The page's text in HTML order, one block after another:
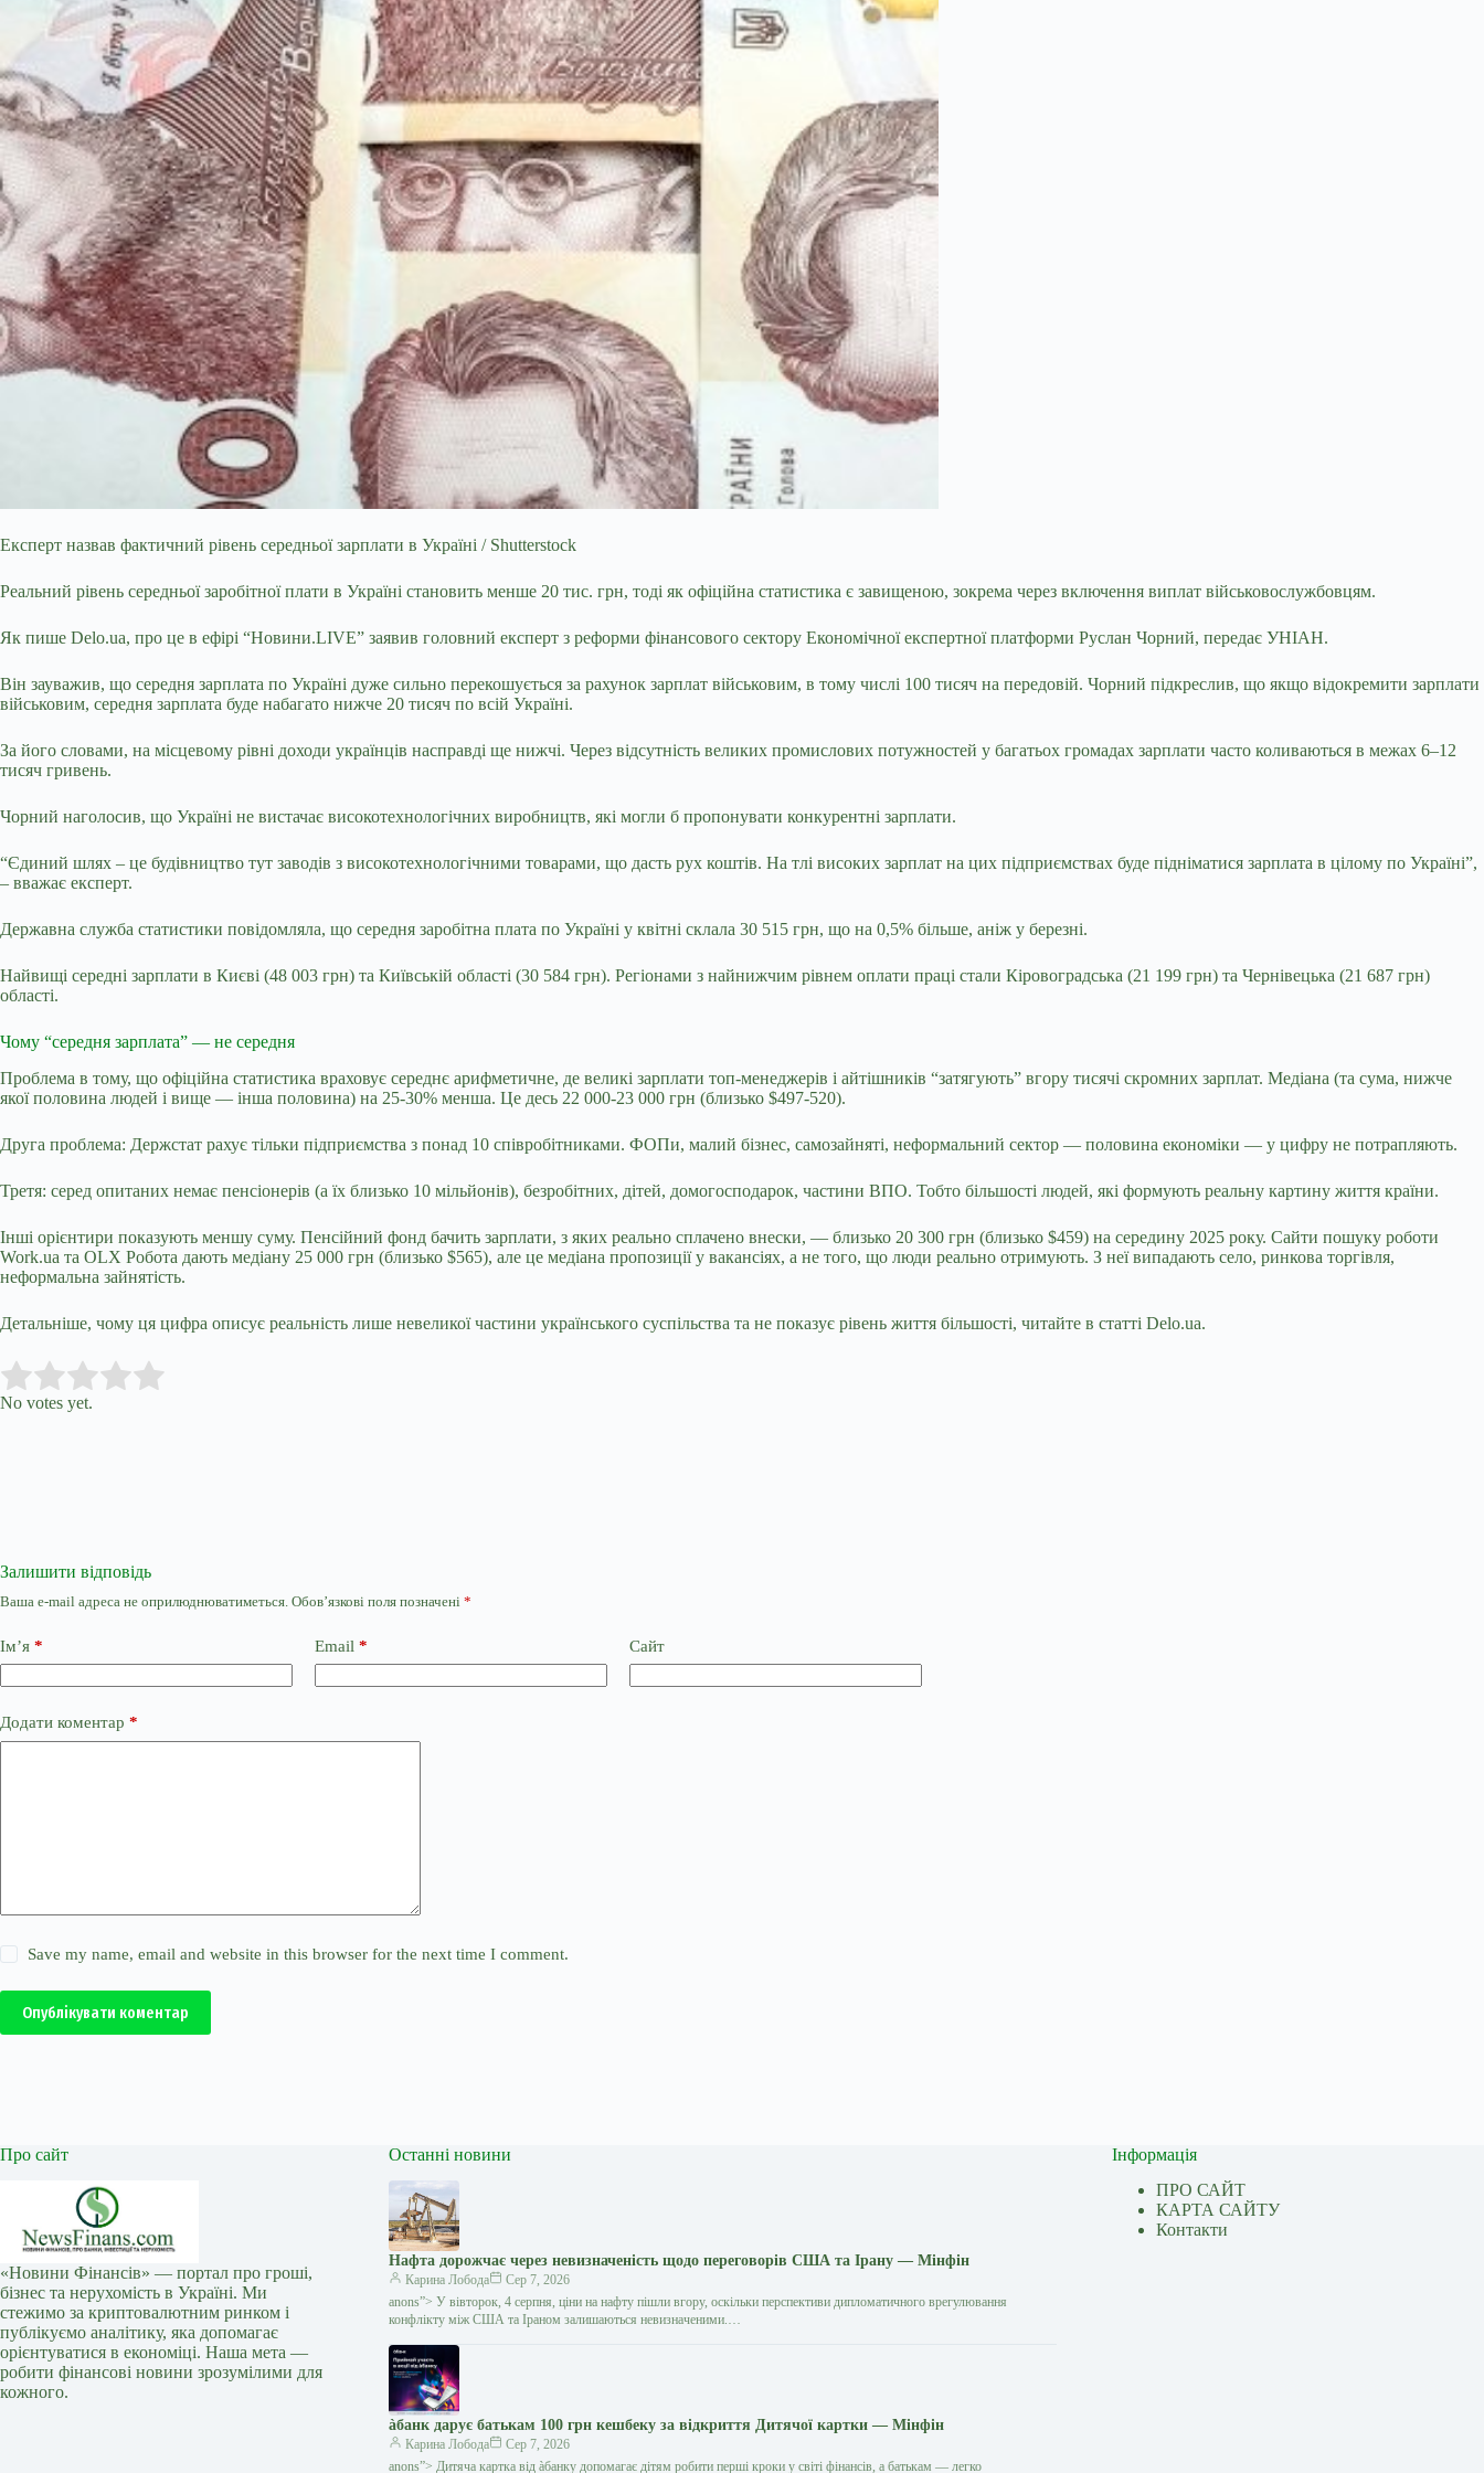
Експерт назвав фактичний рівень середньої зарплати в Україні / Shutterstock
Реальний рівень середньої заробітної плати в Україні становить менше 20 тис. грн, тоді як офіційна статистика є завищеною, зокрема через включення виплат військовослужбовцям.
Як пише Delo.ua, про це в ефірі “Новини.LIVE” заявив головний експерт з реформи фінансового сектору Економічної експертної платформи Руслан Чорний, передає УНІАН.
Він зауважив, що середня зарплата по Україні дуже сильно перекошується за рахунок зарплат військовим, в тому числі 100 тисяч на передовій. Чорний підкреслив, що якщо відокремити зарплати
військовим, середня зарплата буде набагато нижче 20 тисяч по всій Україні.
За його словами, на місцевому рівні доходи українців насправді ще нижчі. Через відсутність великих промислових потужностей у багатьох громадах зарплати часто коливаються в межах 6–12
тисяч гривень.
Чорний наголосив, що Україні не вистачає високотехнологічних виробництв, які могли б пропонувати конкурентні зарплати.
“Єдиний шлях – це будівництво тут заводів з високотехнологічними товарами, що дасть рух коштів. На тлі високих зарплат на цих підприємствах буде підніматися зарплата в цілому по Україні”,
– вважає експерт.
Державна служба статистики повідомляла, що середня заробітна плата по Україні у квітні склала 30 515 грн, що на 0,5% більше, аніж у березні.
Найвищі середні зарплати в Києві (48 003 грн) та Київській області (30 584 грн). Регіонами з найнижчим рівнем оплати праці стали Кіровоградська (21 199 грн) та Чернівецька (21 687 грн)
області.
Чому “середня зарплата” — не середня
Проблема в тому, що офіційна статистика враховує середнє арифметичне, де великі зарплати топ-менеджерів і айтішників “затягують” вгору тисячі скромних зарплат. Медіана (та сума, нижче
якої половина людей і вище — інша половина) на 25-30% менша. Це десь 22 000-23 000 грн (близько $497-520).
Друга проблема: Держстат рахує тільки підприємства з понад 10 співробітниками. ФОПи, малий бізнес, самозайняті, неформальний сектор — половина економіки — у цифру не потрапляють.
Третя: серед опитаних немає пенсіонерів (а їх близько 10 мільйонів), безробітних, дітей, домогосподарок, частини ВПО. Тобто більшості людей, які формують реальну картину життя країни.
Інші орієнтири показують меншу суму. Пенсійний фонд бачить зарплати, з яких реально сплачено внески, — близько 20 300 грн (близько $459) на середину 2025 року. Сайти пошуку роботи
Work.ua та OLX Робота дають медіану 25 000 грн (близько $565), але це медіана пропозиції у вакансіях, а не того, що люди реально отримують. З неї випадають село, ринкова торгівля,
неформальна зайнятість.
Детальніше, чому ця цифра описує реальність лише невеликої частини українського суспільства та не показує рівень життя більшості, читайте в статті Delo.ua.
Rate this item:
No votes yet.
Залишити відповідь
Ваша e-mail адреса не оприлюднюватиметься. Обов’язкові поля позначені *
Ім’я * Email * Сайт
Додати коментар *
Save my name, email and website in this browser for the next time I comment.
Опублікувати коментар
Про сайт
«Новини Фінансів» — портал про гроші,
бізнес та нерухомість в Україні. Ми
стежимо за криптовалютним ринком і
публікуємо аналітику, яка допомагає
орієнтуватися в економіці. Наша мета —
робити фінансові новини зрозумілими для
кожного.
Останні новини
Нафта дорожчає через невизначеність щодо переговорів США та Ірану — Мінфін
Карина Лобода
Сер 7, 2026
anons”> У вівторок, 4 серпня, ціни на нафту пішли вгору, оскільки перспективи дипломатичного врегулювання
конфлікту між США та Іраном залишаються невизначеними.…
àбанк дарує батькам 100 грн кешбеку за відкриття Дитячої картки — Мінфін
Карина Лобода
Сер 7, 2026
anons”> Дитяча картка від àбанку допомагає дітям робити перші кроки у світі фінансів, а батькам — легко
Інформація
ПРО САЙТ
КАРТА САЙТУ
Контакти